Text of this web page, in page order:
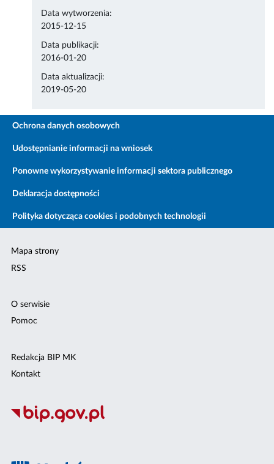
Data wytworzenia:
2015-12-15
Data publikacji:
2016-01-20
Data aktualizacji:
2019-05-20
Ochrona danych osobowych
Udostępnianie informacji na wniosek
Ponowne wykorzystywanie informacji sektora publicznego
Deklaracja dostępności
Polityka dotycząca cookies i podobnych technologii
Mapa strony
RSS
O serwisie
Pomoc
Redakcja BIP MK
Kontakt